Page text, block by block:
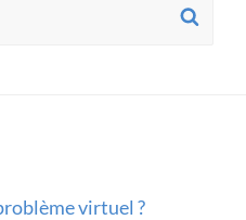
virtuel ?